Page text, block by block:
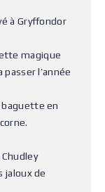
à Gryffondor
magique
l’année
baguette en
jaloux de